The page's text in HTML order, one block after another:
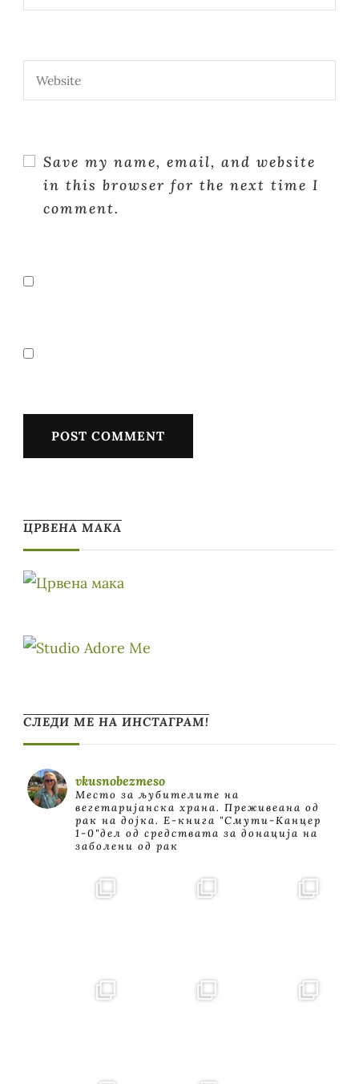
Save my name, email, and website
in this browser for the next time I
comment.
ЦРВЕНА МАКА
СЛЕДИ МЕ НА ИНСТАГРАМ!
vkusnobezmeso
Место за љубителите на
вегетаријанска храна. Преживеана од
рак на дојка. E-книга "Смути-Канцер
1-0"дел од средствата за донација на
заболени од рак